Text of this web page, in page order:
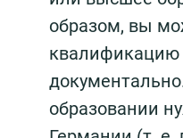
образом, вы
квалификацию
образовании